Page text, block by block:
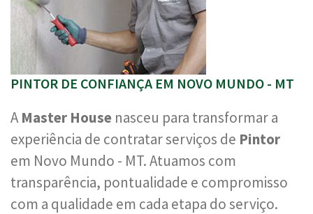
PINTOR DE CONFIANÇA EM NOVO MUNDO - MT
AMaster House nasceu para transformar a
experiência de contratar serviços de Pintor
em Novo Mundo - MT. Atuamos com
transparência, pontualidade e compromisso
com a qualidade em cada etapa do serviço.